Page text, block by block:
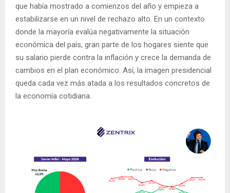
que había mostrado a comienzos del año y empieza a
estabilizarse en un nivel de rechazo alto. En un contexto
donde la mayoría evalúa negativamente la situación
económica del país, gran parte de los hogares siente que
su salario pierde contra la inflación y crece la demanda de
cambios en el plan económico. Así, la imagen presidencial
queda cada vez más atada a los resultados concretos de
la economía cotidiana.